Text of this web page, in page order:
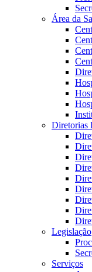
Área da
Diretorias
Legislação
Serviços